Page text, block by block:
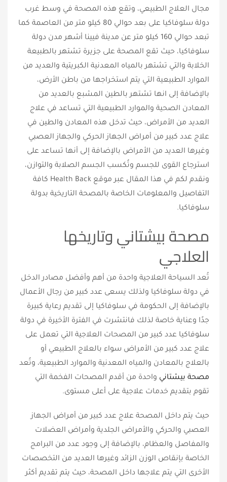
مجال العلاج الطبيعي، وتقع هذه المصحة في وسط غرب
دولة سلوفاكيا على بعد حوالي 80 كيلو متر من العاصمة كما
تبعد حوالي 160 كيلو متر عن مدينة فيينا أشهر مدن دولة
سلوفاكيا، حيث تقع المصحة على جزيرة تشتهر بالطبيعة
الخلابة والتي تشتهر بالمياه المعدنية الكبريتية والعديد من
الموارد الطبيعية التي يتم استخراجها من باطن الأرض،
بالإضافة إلى انها تشتهر بالطين المشبع بالعديد من
المعادن الصحية والموارد الطبيعية التي تساعد في علاج
العديد من الأمراض، حيث تدخل هذه المعادن والطين في
علاج عدد كبير من أمراض الجهاز الحركي والجهاز العصبي
وغيرها العديد من الأمراض بالإضافة إلى أنها تساعد على
استرجاع القوى للجسم وتُكسب الجسم الصلابة والتوازن،
ونقدم لكم في هذا المقال عبر موقع Health Back كافة
التفاصيل والمعلومات الخاصة بالمصحة التاريخية بدولة
سلوفاكيا.
مصحة بيشتاني وتاريخها
العلاجي
تُعد السياحة العلاجية واحدة من أهم وأفضل مصادر الدخل
في دولة سلوفاكيا ولذلك يسعى عدد كبير من رجال الأعمال
بالإضافة إلى الحكومة في سلوفاكيا إلى تقديم رعاية كبيرة
جدًا وعناية خاصة لذلك فانتشرت في الفترة الأخيرة في دولة
سلوفاكيا عدد كبير من المصحات العلاجية التي تعمل على
علاج عدد كبير من الأمراض سواء بالعلاج الطبيعي أو
بالعلاج بالمعادن والمياه المعدنية والموارد الطبيعية، وتُعد
مصحة بيشتاني واحدة من أقدم المصحات الفخمة التي
تقوم بتقديم خدمات علاجية على أعلى مستوى.
حيث يتم داخل المصحة علاج عدد كبير من أمراض الجهاز
العصبي والحركي والأمراض الجلدية وأمراض العضلات
والمفاصل والعظام، بالإضافة إلى وجود عدد من البرامج
الخاصة بإنقاص الوزن الزائد وغيرها العديد من التخصصات
الأخرى التي يتم علاجها داخل المصحة، حيث يتم تقديم أكثر